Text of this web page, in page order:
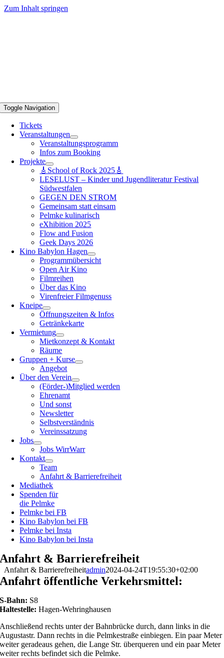
Zum Inhalt springen
Toggle Navigation
Tickets
Veranstaltungen
Veranstaltungsprogramm
Infos zum Booking
Projekte
🎸School of Rock 2025🎸
LESELUST – Kinder und Jugendliteratur Festival
Südwestfalen
GEGEN DEN STROM
Gemeinsam statt einsam
Pelmke kulinarisch
eXhibition 2025
Flow and Fusion
Geek Days 2026
Kino Babylon Hagen
Programmübersicht
Open Air Kino
Filmreihen
Über das Kino
Virenfreier Filmgenuss
Kneipe
Öffnungszeiten & Infos
Getränkekarte
Vermietung
Mietkonzept & Kontakt
Räume
Gruppen + Kurse
Angebot
Über den Verein
(Förder-)Mitglied werden
Ehrenamt
Und sonst
Newsletter
Selbstverständnis
Vereinssatzung
Jobs
Jobs WirrWarr
Kontakt
Team
Anfahrt & Barrierefreiheit
Mediathek
Spenden für
die Pelmke
Pelmke bei FB
Kino Babylon bei FB
Pelmke bei Insta
Kino Babylon bei Insta
Anfahrt & Barrierefreiheit
Anfahrt & Barrierefreiheitadmin2024-04-24T19:55:30+02:00
Anfahrt öffentliche Verkehrsmittel:
S-Bahn: S8
Haltestelle: Hagen-Wehringhausen
Anschließend rechts unter der Bahnbrücke durch, dann links in die
Augustastr. Dann rechts in die Pelmkestraße einbiegen. Ein paar Meter
weiter geradeaus gehen, die Lange Str. überqueren und ein paar Meter
weiter rechts befindet sich die Pelmke.